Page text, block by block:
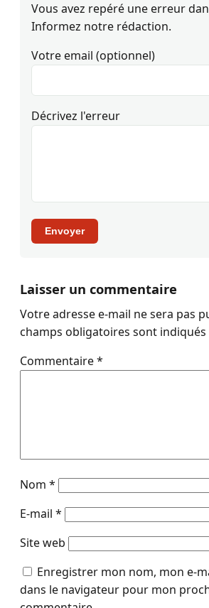
Vous avez repéré une erreur
Informez notre rédaction.
Votre email (optionnel)
Décrivez l'erreur
Envoyer
Laisser un commentaire
Votre adresse e-mail ne sera pas
champs obligatoires sont indiqués
Commentaire*
Nom *
E-mail *
Site web
Enregistrer mon nom, mon e-
dans le navigateur pour mon